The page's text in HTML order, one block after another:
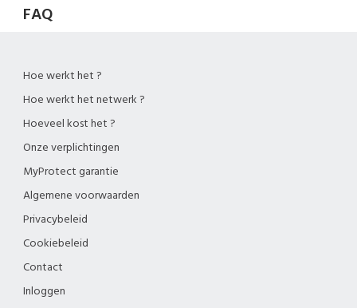
FAQ
Hoe werkt het ?
Hoe werkt het netwerk ?
Hoeveel kost het ?
Onze verplichtingen
MyProtect garantie
Algemene voorwaarden
Privacybeleid
Cookiebeleid
Contact
Inloggen